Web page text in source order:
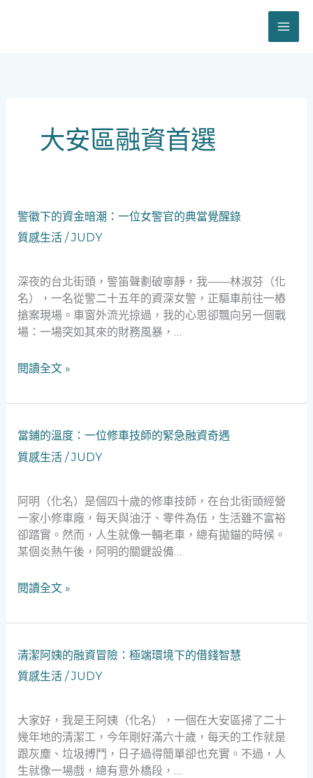
大安區融資首選
警徽下的資金暗潮：一位女警官的典當覺醒錄
質感生活/JUDY
深夜的台北街頭，警笛聲劃破寧靜，我——林淑芬（化
名），一名從警二十五年的資深女警，正驅車前往一樁
搶案現場。車窗外流光掠過，我的心思卻飄向另一個戰
場：一場突如其來的財務風暴，…
警
徽
下
資
金
暗
潮：
位
女
的
典
當
醒
錄
閱讀全文 »
當鋪的溫度：一位修車技師的緊急融資奇遇
質感生活/JUDY
阿明（化名）是個四十歲的修車技師，在台北街頭經營
一家小修車廠，每天與油汙、零件為伍，生活雖不富裕
卻踏實。然而，人生就像一輛老車，總有拋錨的時候。
某個炎熱午後，阿明的關鍵設備…
當
鋪
的
度：
位
修
師
急
融
資
遇
閱讀全文 »
清潔阿姨的融資冒險：極端環境下的借錢智慧
質感生活/JUDY
大家好，我是王阿姨（化名），一個在大安區掃了二十
幾年地的清潔工，今年剛好滿六十歲，每天的工作就是
跟灰塵、垃圾搏鬥，日子過得簡單卻也充實。不過，人
生就像一場戲，總有意外橋段，…
清
潔
阿
的
融
資
冒